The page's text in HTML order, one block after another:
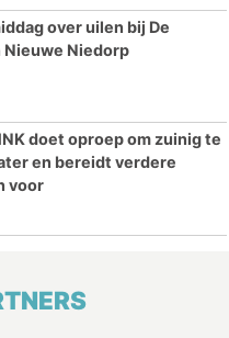
over uilen bij De
Nieuwe Niedorp
doet oproep om zuinig te
en bereidt verdere
voor